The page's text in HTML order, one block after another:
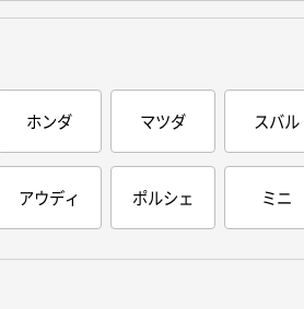
ホンダ マツダ スバル
アウディ ポルシェ ミニ